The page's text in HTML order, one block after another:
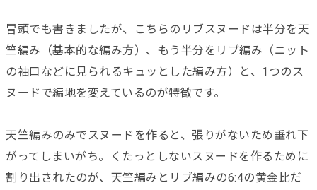
冒頭でも書きましたが、こちらのリブスヌードは半分を天
竺編み（基本的な編み方）、もう半分をリブ編み（ニット
の袖口などに見られるキュッとした編み方）と、1つのス
ヌードで編地を変えているのが特徴です。
天竺編みのみでスヌードを作ると、張りがないため垂れ下
がってしまいがち。くたっとしないスヌードを作るために
割り出されたのが、天竺編みとリブ編みの6:4の黄金比だ